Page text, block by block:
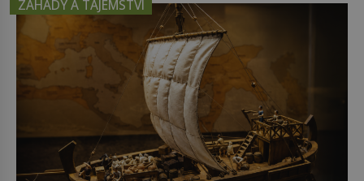
začínají rozpadat a část z nich mizí navždy. Kdo
odnesl nejvzácnější knihy? A existují ještě někde
zapomenuté rukopisy, které nikdo […]
ZÁHADY A TAJEMSTVÍ